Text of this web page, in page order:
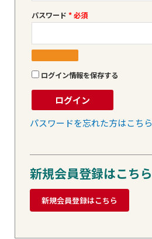
パスワード *
ログイン情報を保存する
ログイン
パスワードを忘れた方はこちら
新規会員登録はこちら
新規会員登録はこちら